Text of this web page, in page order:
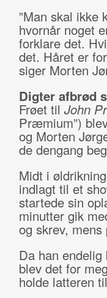
”Man skal ikke
hvornår noget
forklare det.
det. Håret er
siger Morten
Digter afbrød
Frøet til John
Præmium”)
og Morten
de dengang
Midt i
indlagt til et
startede sin
minutter gik
og skrev,
Da han
blev det for
holde latteren